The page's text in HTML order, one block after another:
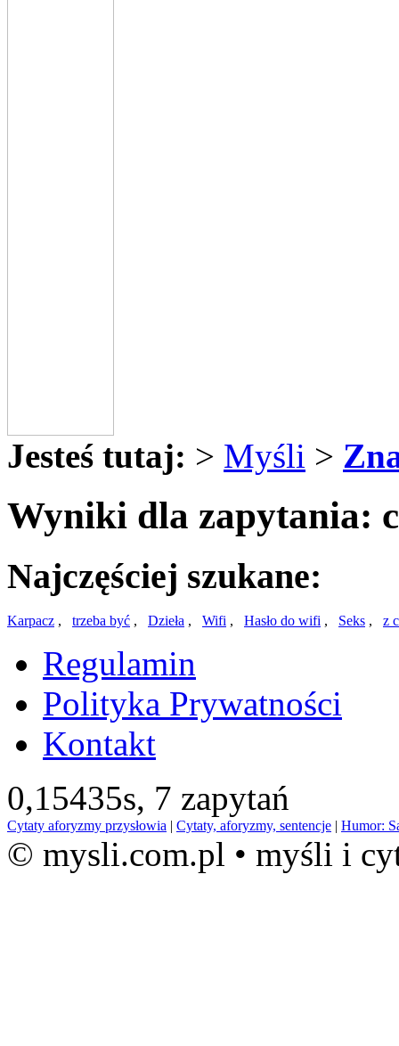
Jesteś tutaj: > Myśli >
Wyniki dla zapytania:
Najczęściej szukane:
Karpacz , trzeba być , Dzieła , Wifi , Hasło do wifi , Seks , z
Regulamin
Polityka Prywatności
Kontakt
0,15435s, 7 zapytań
Cytaty aforyzmy przysłowia | Cytaty, aforyzmy, sentencje | Humor:
© mysli.com.pl • myśli i